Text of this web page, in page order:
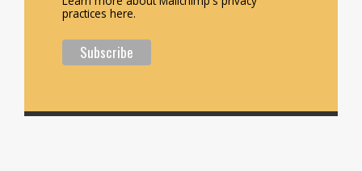
practices here.